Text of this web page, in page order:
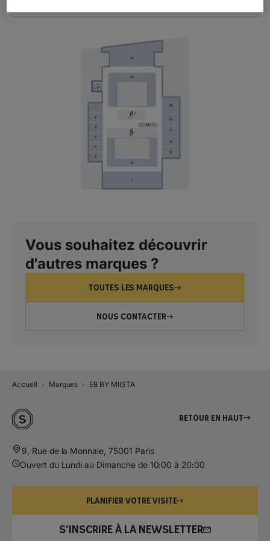
Vous souhaitez découvrir
d'autres marques ?
TOUTES LES MARQUES
NOUS CONTACTER
Accueil Marques E8 BY MIISTA
Retour en haut
9, Rue de la Monnaie, 75001 Paris
Ouvert du Lundi au Dimanche de 10:00 à 20:00
PLANIFIER VOTRE VISITE
S'INSCRIRE À LA NEWSLETTER